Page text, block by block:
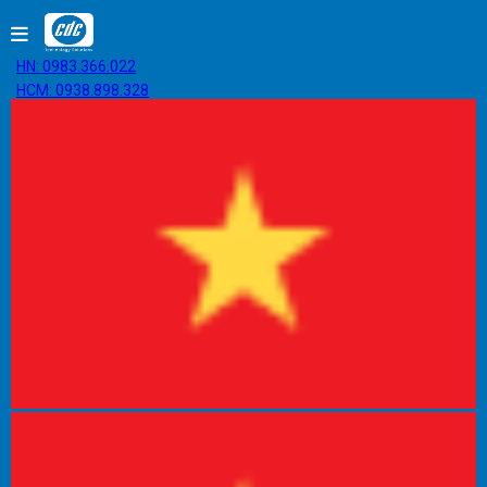
HN: 0983.366.022
HCM: 0938.898.328